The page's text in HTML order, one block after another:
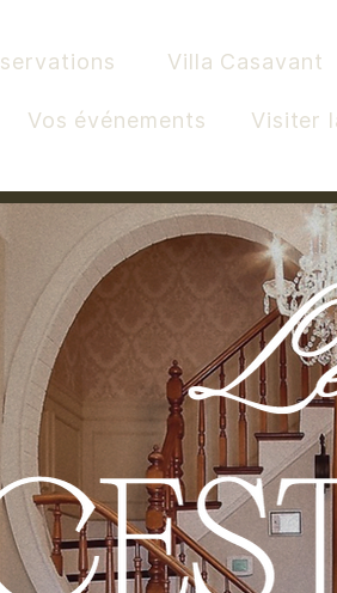
Villa Casavant
Vos événements Visiter